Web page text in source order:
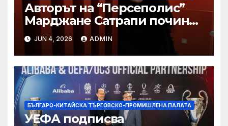
Авторът на “Персеполис”
Марджане Сатрапи почина
“от тъга” на 56 години
JUN 4, 2026 ADMIN
БЪЛГАРО-КИТАЙСКА ТЪРГОВСКО-ПРОМИШЛЕНА ПАЛАТА
УЕФА подписва